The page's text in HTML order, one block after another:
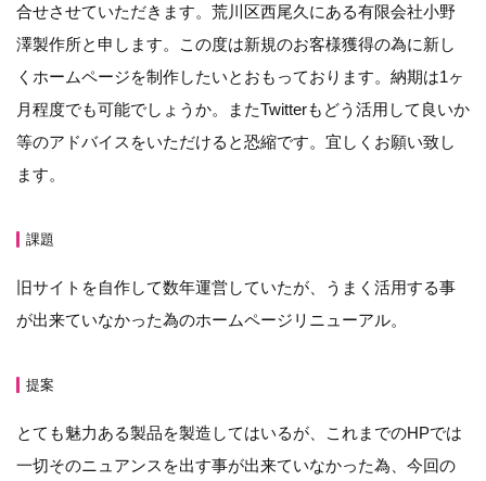
合せさせていただきます。荒川区西尾久にある有限会社小野
澤製作所と申します。この度は新規のお客様獲得の為に新し
くホームページを制作したいとおもっております。納期は1ヶ
月程度でも可能でしょうか。またTwitterもどう活用して良いか
等のアドバイスをいただけると恐縮です。宜しくお願い致し
ます。
課題
旧サイトを自作して数年運営していたが、うまく活用する事
が出来ていなかった為のホームページリニューアル。
提案
とても魅力ある製品を製造してはいるが、これまでのHPでは
一切そのニュアンスを出す事が出来ていなかった為、今回の